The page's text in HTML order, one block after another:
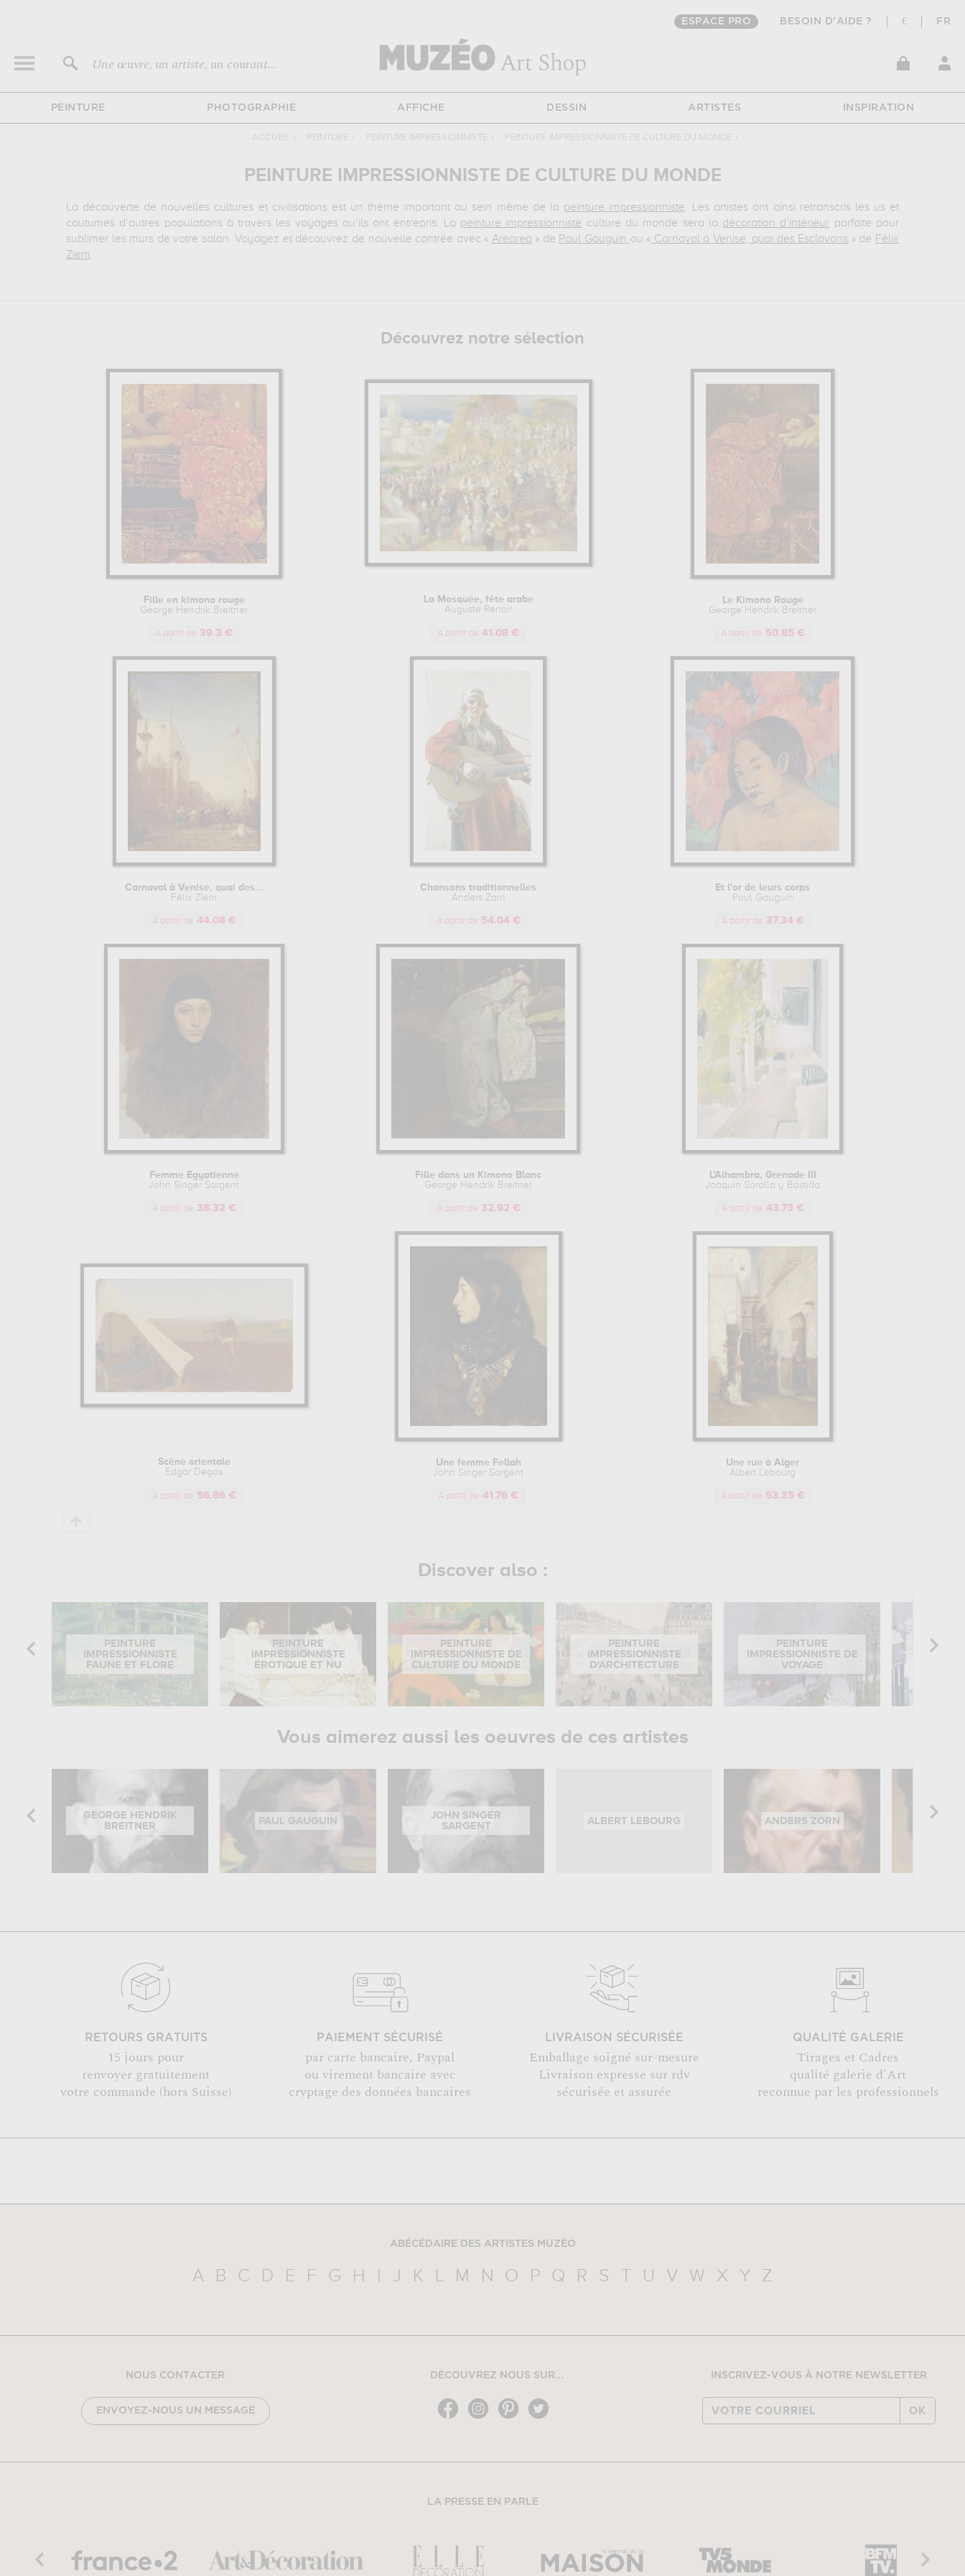
ESPACE PRO BESOIN D'AIDE ? € FR
Une œuvre, un artiste, un courant...
PEINTURE PHOTOGRAPHIE AFFICHE DESSIN ARTISTES INSPIRATION
ACCUEIL › PEINTURE › PEINTURE IMPRESSIONNISTE › PEINTURE IMPRESSIONNISTE DE CULTURE DU MONDE ›
PEINTURE IMPRESSIONNISTE DE CULTURE DU MONDE
La découverte de nouvelles cultures et civilisations est un thème important au sein même de la peinture impressionniste. Les artistes ont ainsi retranscris les us et
coutumes d’autres populations à travers les voyages qu’ils ont entrepris. La peinture impressionniste culture du monde sera la décoration d’intérieur parfaite pour
sublimer les murs de votre salon. Voyagez et découvrez de nouvelle contrée avec « Arearea » de Paul Gauguin ou « Carnaval à Venise, quai des Esclavons » de Félix
Ziem.
Découvrez notre sélection
Fille en kimono rouge
George Hendrik Breitner
A partir de 39.3 €
La Mosquée, fête arabe
Auguste Renoir
A partir de 41.08 €
Le Kimono Rouge
George Hendrik Breitner
A partir de 50.85 €
Carnaval à Venise, quai des...
Félix Ziem
A partir de 44.08 €
Chansons traditionnelles
Anders Zorn
A partir de 54.04 €
Et l'or de leurs corps
Paul Gauguin
A partir de 37.34 €
Femme Egyptienne
John Singer Sargent
A partir de 38.32 €
Fille dans un Kimono Blanc
George Hendrik Breitner
A partir de 32.92 €
L'Alhambra, Grenade III
Joaquin Sorolla y Bastida
A partir de 43.73 €
Scène orientale
Edgar Degas
A partir de 56.86 €
Une femme Fellah
John Singer Sargent
A partir de 41.76 €
Une rue à Alger
Albert Lebourg
A partir de 53.35 €
Discover also :
PEINTURE
IMPRESSIONNISTE
FAUNE ET FLORE
PEINTURE
IMPRESSIONNISTE
ÉROTIQUE ET NU
PEINTURE
IMPRESSIONNISTE DE
CULTURE DU MONDE
PEINTURE
IMPRESSIONNISTE
D'ARCHITECTURE
PEINTURE
IMPRESSIONNISTE DE
VOYAGE
Vous aimerez aussi les oeuvres de ces artistes
GEORGE HENDRIK
BREITNER
PAUL GAUGUIN
JOHN SINGER
SARGENT
ALBERT LEBOURG ANDERS ZORN
RETOURS GRATUITS
15 jours pour
renvoyer gratuitement
votre commande (hors Suisse)
PAIEMENT SÉCURISÉ
par carte bancaire, Paypal
ou virement bancaire avec
cryptage des données bancaires
LIVRAISON SÉCURISÉE
Emballage soigné sur-mesure
Livraison expresse sur rdv
sécurisée et assurée
QUALITÉ GALERIE
Tirages et Cadres
qualité galerie d'Art
reconnue par les professionnels
ABÉCÉDAIRE DES ARTISTES MUZÉO
A B C D E F G H I J K L M N O P Q R S T U V W X Y Z
NOUS CONTACTER
ENVOYEZ-NOUS UN MESSAGE
DÉCOUVREZ NOUS SUR... INSCRIVEZ-VOUS À NOTRE NEWSLETTER
OK
LA PRESSE EN PARLE